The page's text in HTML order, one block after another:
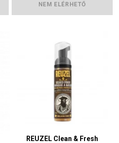
NEM ELÉRHETŐ
REUZEL Clean & Fresh